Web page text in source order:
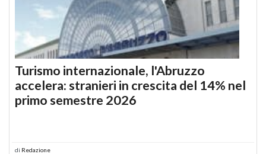
Turismo internazionale, l'Abruzzo
accelera: stranieri in crescita del 14% nel
primo semestre 2026
di Redazione